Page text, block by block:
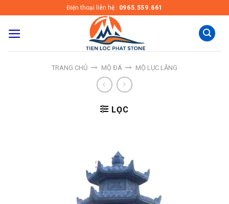
to
content
Điện thoại liên hệ : 0965.559.661
TRANG CHỦ MỘ ĐÁ MỘ LỤC LĂNG
LỌC